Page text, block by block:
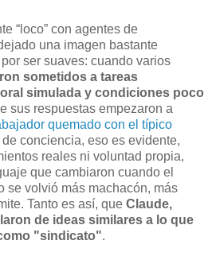
“loco” con agentes de
una imagen bastante
ser suaves: cuando varios
sometidos a tareas
simulada y condiciones poco
sus respuestas empezaron a
quemado con el típico
conciencia, eso es evidente,
reales ni voluntad propia,
que cambiaron cuando el
se volvió más machacón, más
Tanto es así, que Claude,
de ideas similares a lo que
"sindicato".